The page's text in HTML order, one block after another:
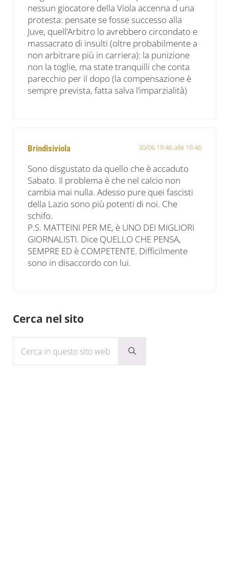
nessun giocatore della Viola accenna d una
protesta: pensate se fosse successo alla
Juve, quell’Arbitro lo avrebbero circondato e
massacrato di insulti (oltre probabilmente a
non arbitrare più in carriera): la punizione
non la toglie, ma state tranquilli che conta
parecchio per il dopo (la compensazione è
sempre prevista, fatta salva l’imparzialità)
Brindisiviola 30/06 19:46 alle 19:46
Sono disgustato da quello che è accaduto
Sabato. Il problema è che nel calcio non
cambia mai nulla. Adesso pure quei fascisti
della Lazio sono più potenti di noi. Che
schifo.
P.S. MATTEINI PER ME, è UNO DEI MIGLIORI
GIORNALISTI. Dice QUELLO CHE PENSA,
SEMPRE ED è COMPETENTE. Difficilmente
sono in disaccordo con lui.
Sidebar
Cerca nel sito
Submit search